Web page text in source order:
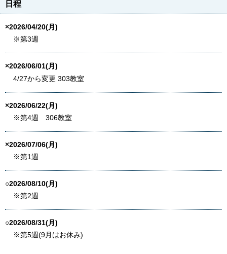
日程
×2026/04/20(月)
※第3週
×2026/06/01(月)
4/27から変更 303教室
×2026/06/22(月)
※第4週 306教室
×2026/07/06(月)
※第1週
○2026/08/10(月)
※第2週
○2026/08/31(月)
※第5週(9月はお休み)